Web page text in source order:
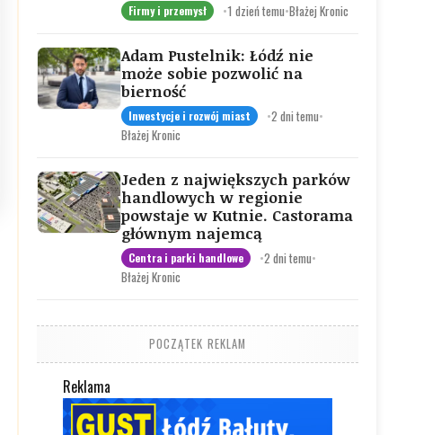
Firmy i przemysł •1 dzień temu•Błażej Kronic
Adam Pustelnik: Łódź nie
może sobie pozwolić na
bierność
Inwestycje i rozwój miast •2 dni temu•
Błażej Kronic
Jeden z największych parków
handlowych w regionie
powstaje w Kutnie. Castorama
głównym najemcą
Centra i parki handlowe •2 dni temu•
Błażej Kronic
POCZĄTEK REKLAM
Reklama